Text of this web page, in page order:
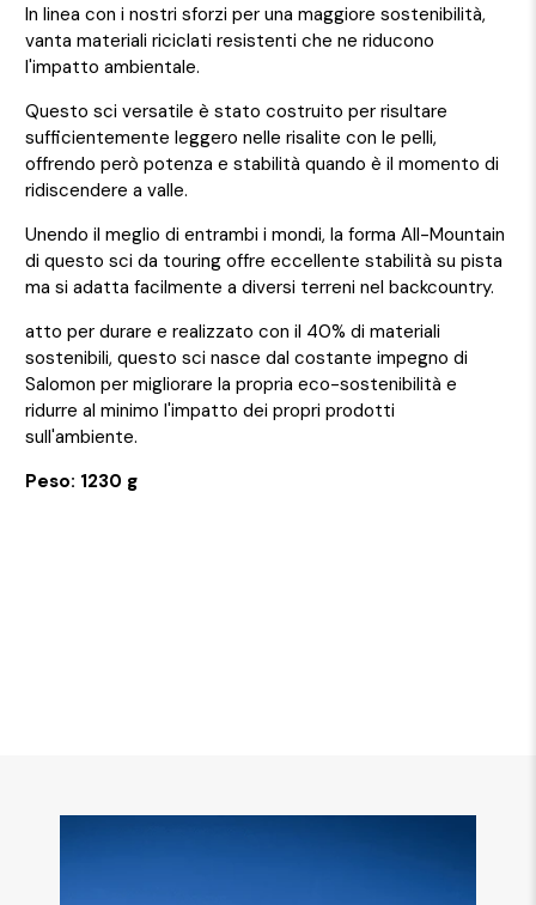
In linea con i nostri sforzi per una maggiore sostenibilità,
vanta materiali riciclati resistenti che ne riducono
l'impatto ambientale.
Questo sci versatile è stato costruito per risultare
sufficientemente leggero nelle risalite con le pelli,
offrendo però potenza e stabilità quando è il momento di
ridiscendere a valle.
Unendo il meglio di entrambi i mondi, la forma All-Mountain
di questo sci da touring offre eccellente stabilità su pista
ma si adatta facilmente a diversi terreni nel backcountry.
atto per durare e realizzato con il 40% di materiali
sostenibili, questo sci nasce dal costante impegno di
Salomon per migliorare la propria eco-sostenibilità e
ridurre al minimo l'impatto dei propri prodotti
sull'ambiente.
Peso: 1230 g